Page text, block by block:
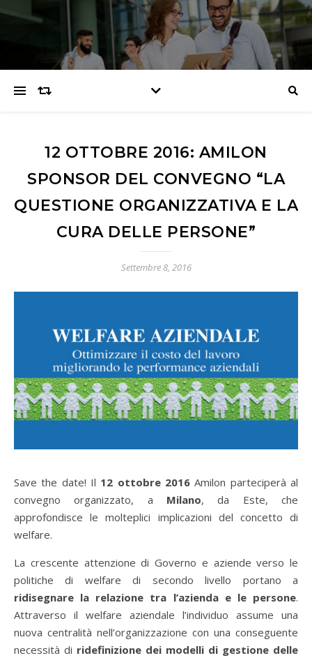
12 OTTOBRE 2016: AMILON
SPONSOR DEL CONVEGNO “LA
QUESTIONE ORGANIZZATIVA E LA
CURA DELLE PERSONE”
Settembre 8, 2016
Save the date! Il 12 ottobre 2016 Amilon parteciperà al
convegno organizzato, a Milano, da Este, che
approfondisce le molteplici implicazioni del concetto di
welfare.
La crescente attenzione di Governo e aziende verso le
politiche di welfare di secondo livello portano a
ridisegnare la relazione tra l’azienda e le persone.
Attraverso il welfare aziendale l’individuo assume una
nuova centralità nell’organizzazione con una conseguente
necessità di ridefinizione dei modelli di gestione delle